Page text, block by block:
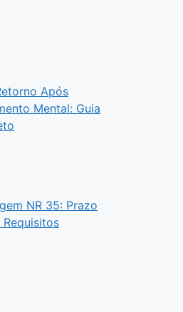
Após
Mental: Guia
NR 35: Prazo
Requisitos